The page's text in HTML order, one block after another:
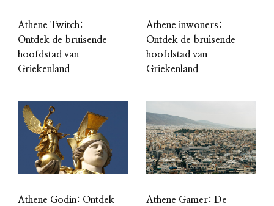
Athene Twitch:
Ontdek de bruisende
hoofdstad van
Griekenland
Athene inwoners:
Ontdek de bruisende
hoofdstad van
Griekenland
Athene Godin: Ontdek
Athene Gamer: De